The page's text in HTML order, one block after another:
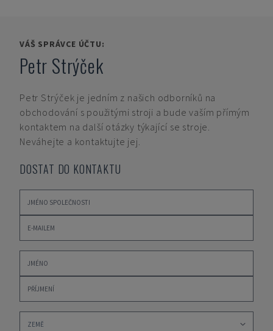
VÁŠ SPRÁVCE ÚČTU:
Petr Strýček
Petr Strýček je jedním z našich odborníků na
obchodování s použitými stroji a bude vaším přímým
kontaktem na další otázky týkající se stroje.
Neváhejte a kontaktujte jej.
DOSTAT DO KONTAKTU